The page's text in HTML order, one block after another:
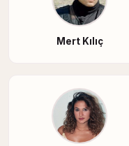
Mert Kılıç